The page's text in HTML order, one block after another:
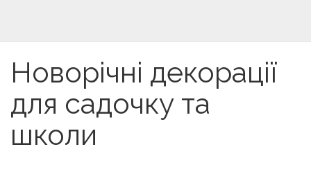
Новорічні декорації
для садочку та
школи